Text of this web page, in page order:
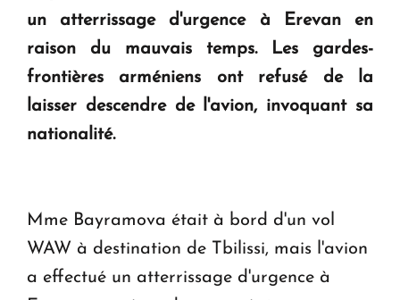
KASA : 30 ans d'audace, de résilience et d'avenir
en Arménie
Le premier hôtel Hyatt Regency d'Arménie
un atterrissage d'urgence à Erevan en
raison du mauvais temps. Les gardes-
frontières arméniens ont refusé de la
laisser descendre de l'avion, invoquant sa
nationalité.
Mme Bayramova était à bord d'un vol
WAW à destination de Tbilissi, mais l'avion
a effectué un atterrissage d'urgence à